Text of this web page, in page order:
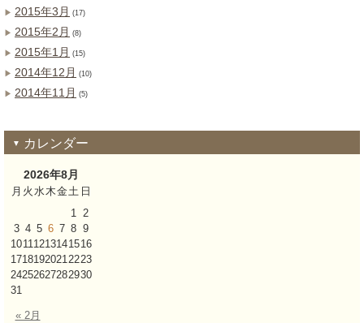
2015年3月 (17)
2015年2月 (8)
2015年1月 (15)
2014年12月 (10)
2014年11月 (5)
カレンダー
2026年8月
月 火 水木金土 日
« 2月
1 2
3 4 5 6 7 8 9
10111213141516
17181920212223
24252627282930
31